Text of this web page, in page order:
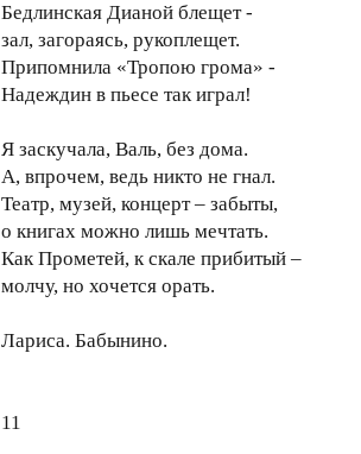
Бедлинская Дианой блещет -
зал, загораясь, рукоплещет.
Припомнила «Тропою грома» -
Надеждин в пьесе так играл!
Я заскучала, Валь, без дома.
А, впрочем, ведь никто не гнал.
Театр, музей, концерт – забыты,
о книгах можно лишь мечтать.
Как Прометей, к скале прибитый –
молчу, но хочется орать.
Лариса. Бабынино.
11